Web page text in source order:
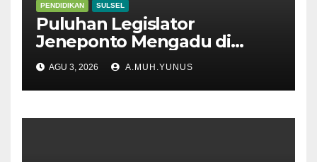
PENDIDIKAN SULSEL
Puluhan Legislator
Jeneponto Mengadu di
Disdik Sulsel
AGU 3, 2026 A.MUH.YUNUS